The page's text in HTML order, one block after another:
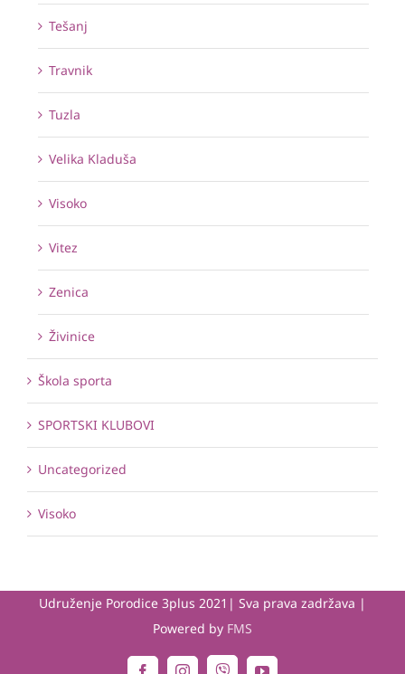
Tešanj
Travnik
Tuzla
Velika Kladuša
Visoko
Vitez
Zenica
Živinice
Škola sporta
SPORTSKI KLUBOVI
Uncategorized
Visoko
Udruženje Porodice 3plus 2021| Sva prava zadržava |
Powered by FMS